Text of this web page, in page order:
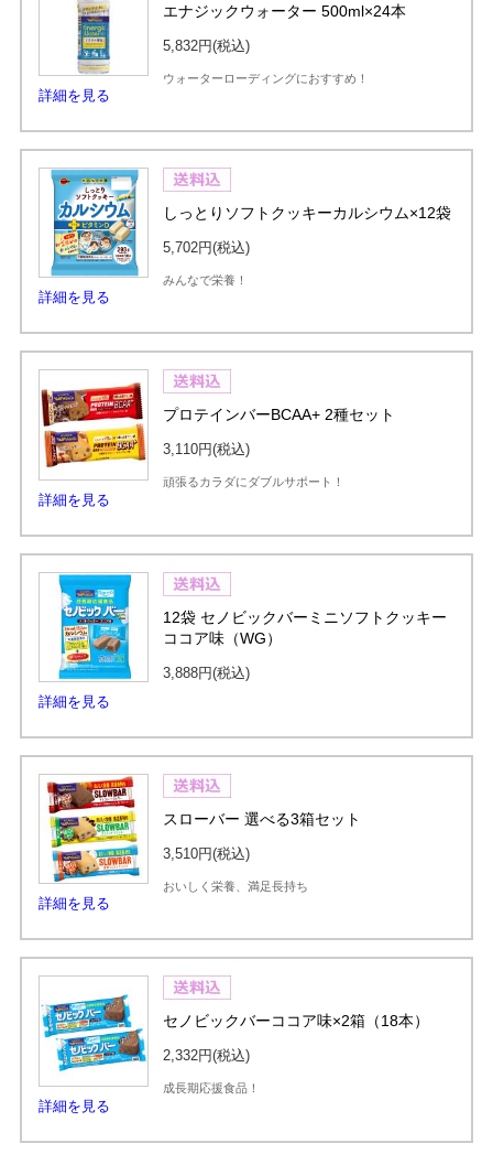
詳細を見る
エナジックウォーター 500ml×24本
5,832円(税込)
ウォーターローディングにおすすめ！
詳細を見る
しっとりソフトクッキーカルシウム×12袋
5,702円(税込)
みんなで栄養！
詳細を見る
プロテインバーBCAA+ 2種セット
3,110円(税込)
頑張るカラダにダブルサポート！
詳細を見る
12袋 セノビックバーミニソフトクッキー
ココア味（WG）
3,888円(税込)
詳細を見る
スローバー 選べる3箱セット
3,510円(税込)
おいしく栄養、満足長持ち
詳細を見る
セノビックバーココア味×2箱（18本）
2,332円(税込)
成長期応援食品！